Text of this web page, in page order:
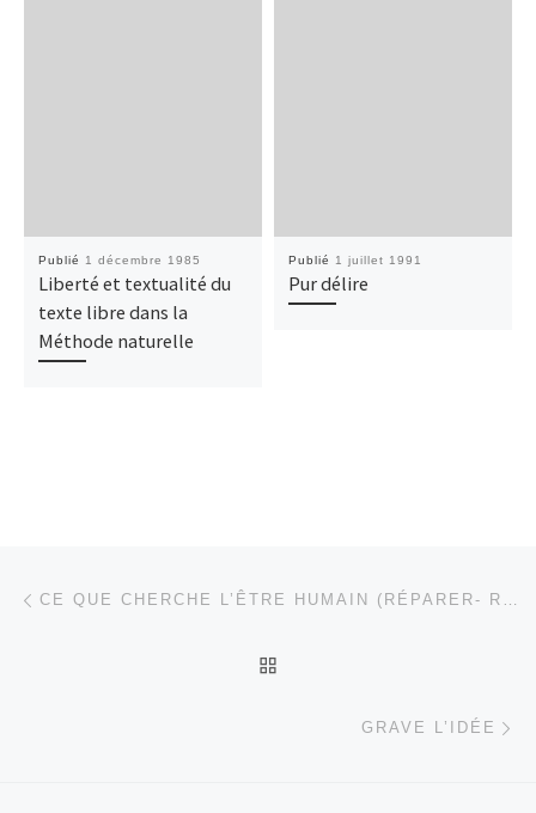
Publié 1 décembre 1985
Liberté et textualité du
texte libre dans la
Méthode naturelle
Publié 1 juillet 1991
Pur délire
Parcourir les articles CE QUE CHERCHE L’ÊTRE HUMAIN (RÉPARER- RE-JOUIR)
GRAVE L’IDÉE